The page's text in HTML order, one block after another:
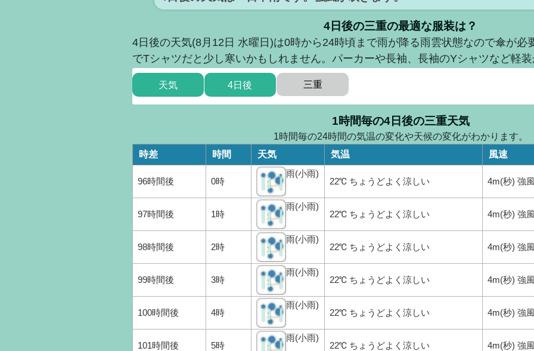
4日後の三重の最適な服装は？
4日後の天気(8月12日 水曜日)は0時から24時頃まで雨が降る雨雲状態なので傘が必
でTシャツだと少し寒いかもしれません。パーカーや長袖、長袖のYシャツなど軽装
天気 4日後 三重
1時間毎の4日後の三重天気
1時間毎の24時間の気温の変化や天候の変化がわかります。
時差
時間 天気 気温 風速
96時間後 0時
雨(小雨)
22℃ ちょうどよく涼しい 4m(秒) 強
97時間後 1時
雨(小雨)
22℃ ちょうどよく涼しい 4m(秒) 強
98時間後 2時
雨(小雨)
22℃ ちょうどよく涼しい 4m(秒) 強
99時間後 3時
雨(小雨)
22℃ ちょうどよく涼しい 4m(秒) 強
100時間後 4時
雨(小雨)
22℃ ちょうどよく涼しい 4m(秒) 強
101時間後 5時
雨(小雨)
22℃ ちょうどよく涼しい 4m(秒) 強